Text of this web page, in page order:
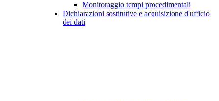
Monitoraggio tempi procedimentali
Dichiarazioni sostitutive e acquisizione d'ufficio
dei dati